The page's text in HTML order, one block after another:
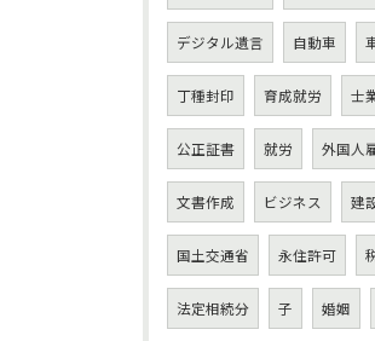
デジタル遺言 自動車
丁種封印 育成就労 士
公正証書 就労 外国人
文書作成 ビジネス 建
国土交通省 永住許可
法定相続分 子 婚姻